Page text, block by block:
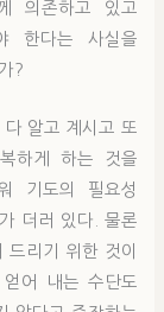
의존하고 있고
한다는 사실을
?
알고 계시고 또
하게 하는 것을
기도의 필요성
더러 있다. 물론
리기 위한 것이
어 내는 수단도